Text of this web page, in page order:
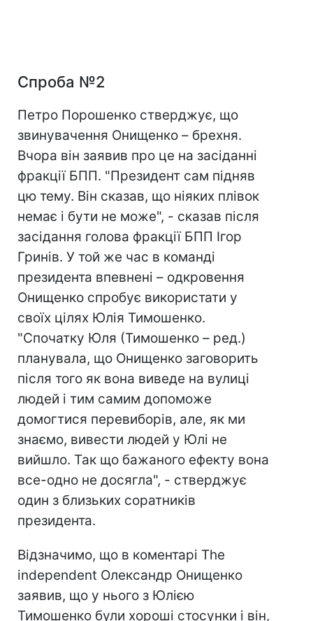
Спроба №2
Петро Порошенко стверджує, що
звинувачення Онищенко – брехня.
Вчора він заявив про це на засіданні
фракції БПП. "Президент сам підняв
цю тему. Він сказав, що ніяких плівок
немає і бути не може", - сказав після
засідання голова фракції БПП Ігор
Гринів. У той же час в команді
президента впевнені – одкровення
Онищенко спробує використати у
своїх цілях Юлія Тимошенко.
"Спочатку Юля (Тимошенко – ред.)
планувала, що Онищенко заговорить
після того як вона виведе на вулиці
людей і тим самим допоможе
домогтися перевиборів, але, як ми
знаємо, вивести людей у Юлі не
вийшло. Так що бажаного ефекту вона
все-одно не досягла", - стверджує
один з близьких соратників
президента.
Відзначимо, що в коментарі The
independent Олександр Онищенко
заявив, що у нього з Юлією
Тимошенко були хороші стосунки і він,